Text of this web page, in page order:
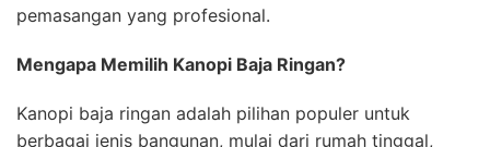
pemasangan yang profesional.
Mengapa Memilih Kanopi Baja Ringan?
Kanopi baja ringan adalah pilihan populer untuk
berbagai jenis bangunan, mulai dari rumah tinggal,